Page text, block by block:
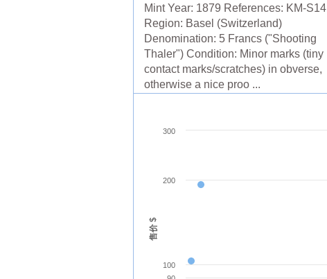
Mint Year: 1879 References: KM-S14
Region: Basel (Switzerland)
Denomination: 5 Francs ("Shooting
Thaler") Condition: Minor marks (tiny
contact marks/scratches) in obverse,
otherwise a nice proo ...